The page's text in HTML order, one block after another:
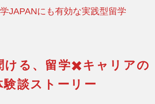
JAPANにも有効な実践型留学
ける、留学✖️キャリアの
験談ストーリー